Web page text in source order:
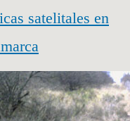
satelitales en